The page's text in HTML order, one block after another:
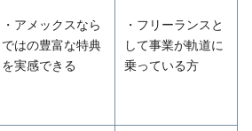
・アメックスなら
ではの豊富な特典
を実感できる
・フリーランスと
して事業が軌道に
乗っている方